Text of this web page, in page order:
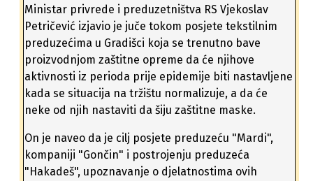
Ministar privrede i preduzetništva RS Vjekoslav
Petričević izjavio je juče tokom posjete tekstilnim
preduzećima u Gradišci koja se trenutno bave
proizvodnjom zaštitne opreme da će njihove
aktivnosti iz perioda prije epidemije biti nastavljene
kada se situacija na tržištu normalizuje, a da će
neke od njih nastaviti da šiju zaštitne maske.
On je naveo da je cilj posjete preduzeću "Mardi",
kompaniji "Gončin" i postrojenju preduzeća
"Hakadeš", upoznavanje o djelatnostima ovih